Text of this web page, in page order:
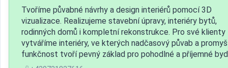
Tvoříme půvabné návrhy a design interiérů pomocí 3D
vizualizace. Realizujeme stavební úpravy, interiéry bytů,
rodinných domů i kompletní rekonstrukce. Pro své klienty
vytváříme interiéry, ve kterých nadčasový půvab a
funkčnost tvoří pevný základ pro pohodlné a příjemné